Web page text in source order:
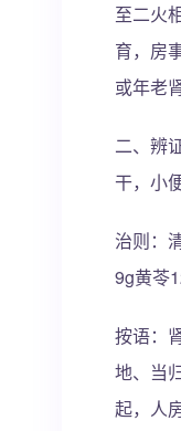
至二火
育，房
或年老
二、辨
干，小
治则：
9g黄苓
按语：
地、当
起，人